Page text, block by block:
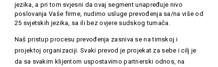
jezika, a pri tom svjesni da ovaj segment unapređuje nivo
poslovanja Vaše firme, nudimo usluge prevođenja sa/na više od
25 svjetskih jezika, sa ili bez ovjere sudskog tumača.
Naš pristup procesu prevođenja zasniva se na timskoj i
projektoj organizaciji. Svaki prevod je projekat za sebe i cilj je
da sa svakim klijentom uspostavimo partnerski odnos, na